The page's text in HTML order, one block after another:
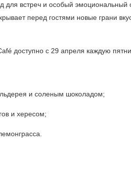
для встреч и особый
перед гостями новые грани
доступно с 29 апреля каждую
и соленым шоколадом;
и хересом;